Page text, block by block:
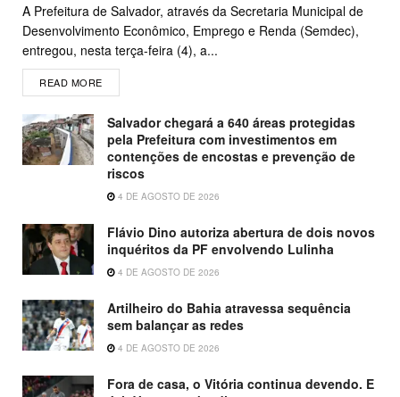
A Prefeitura de Salvador, através da Secretaria Municipal de
Desenvolvimento Econômico, Emprego e Renda (Semdec),
entregou, nesta terça-feira (4), a...
READ MORE
Salvador chegará a 640 áreas protegidas
pela Prefeitura com investimentos em
contenções de encostas e prevenção de
riscos
4 DE AGOSTO DE 2026
Flávio Dino autoriza abertura de dois novos
inquéritos da PF envolvendo Lulinha
4 DE AGOSTO DE 2026
Artilheiro do Bahia atravessa sequência
sem balançar as redes
4 DE AGOSTO DE 2026
Fora de casa, o Vitória continua devendo. E